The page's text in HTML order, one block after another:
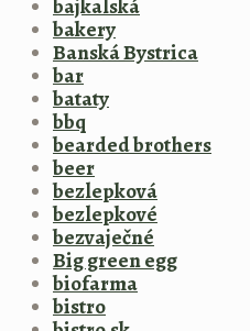
bajkalská
bakery
Banská Bystrica
bar
bataty
bbq
bearded brothers
beer
bezlepková
bezlepkové
bezvaječné
Big green egg
biofarma
bistro